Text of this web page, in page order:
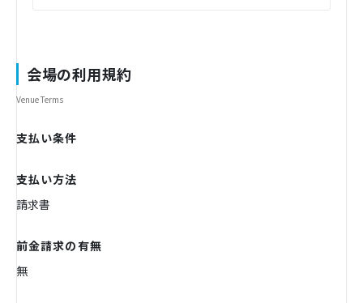
会場の利用規約
Venue Terms
支払い条件
支払い方法
請求書
前金請求の有無
無